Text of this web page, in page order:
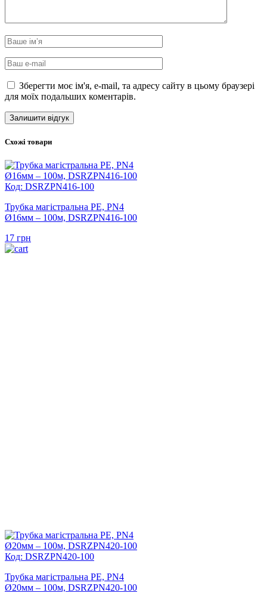
Зберегти моє ім'я, e-mail, та адресу сайту в цьому браузері
для моїх подальших коментарів.
Схожі товари
Код: DSRZPN416-100
Трубка магістральна PE, PN4
Ø16мм – 100м, DSRZPN416-100
17 грн
Код: DSRZPN420-100
Трубка магістральна PE, PN4
Ø20мм – 100м, DSRZPN420-100